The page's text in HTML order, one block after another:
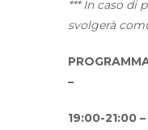
*** In caso di
svolgerà
–
19:00-21:00